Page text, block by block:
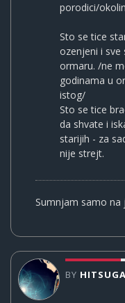
porodici/
Sto se tice
ozenjeni i sve
ormaru. /ne
godinama u
istog/
Sto se tice
da shvate i
starijih - za
nije strejt.
Sumnjam samo
BY